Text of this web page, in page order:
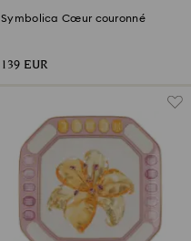
Symbolica Cœur couronné
139 EUR